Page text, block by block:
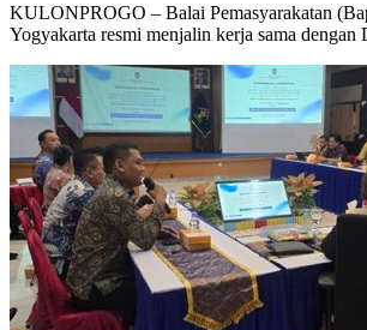
KULONPROGO – Balai Pemasyarakatan
Yogyakarta resmi menjalin kerja sama